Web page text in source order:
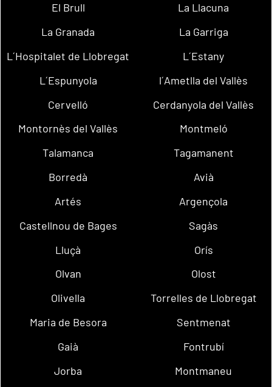
El Brull
La Llacuna
La Granada
La Garriga
L´Hospitalet de Llobregat
L´Estany
L´Espunyola
l´Ametlla del Vallès
Cervelló
Cerdanyola del Vallès
Montornès del Vallès
Montmeló
Talamanca
Tagamanent
Borredà
Avià
Artés
Argençola
Castellnou de Bages
Sagàs
Lluçà
Orís
Olvan
Olost
Olivella
Torrelles de Llobregat
Maria de Besora
Sentmenat
Gaià
Fontrubí
Jorba
Montmaneu